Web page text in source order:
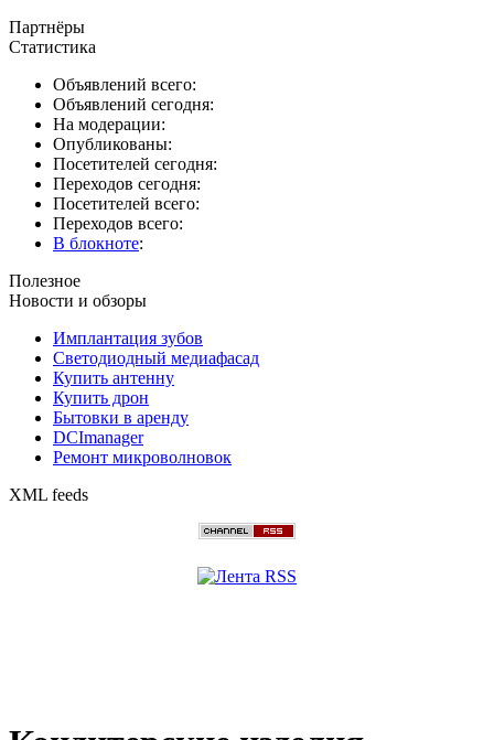
Партнёры
Статистика
Объявлений всего:
Объявлений сегодня:
На модерации:
Опубликованы:
Посетителей сегодня:
Переходов сегодня:
Посетителей всего:
Переходов всего:
В блокноте:
Полезное
Новости и обзоры
Имплантация зубов
Светодиодный медиафасад
Купить антенну
Купить дрон
Бытовки в аренду
DCImanager
Ремонт микроволновок
XML feeds